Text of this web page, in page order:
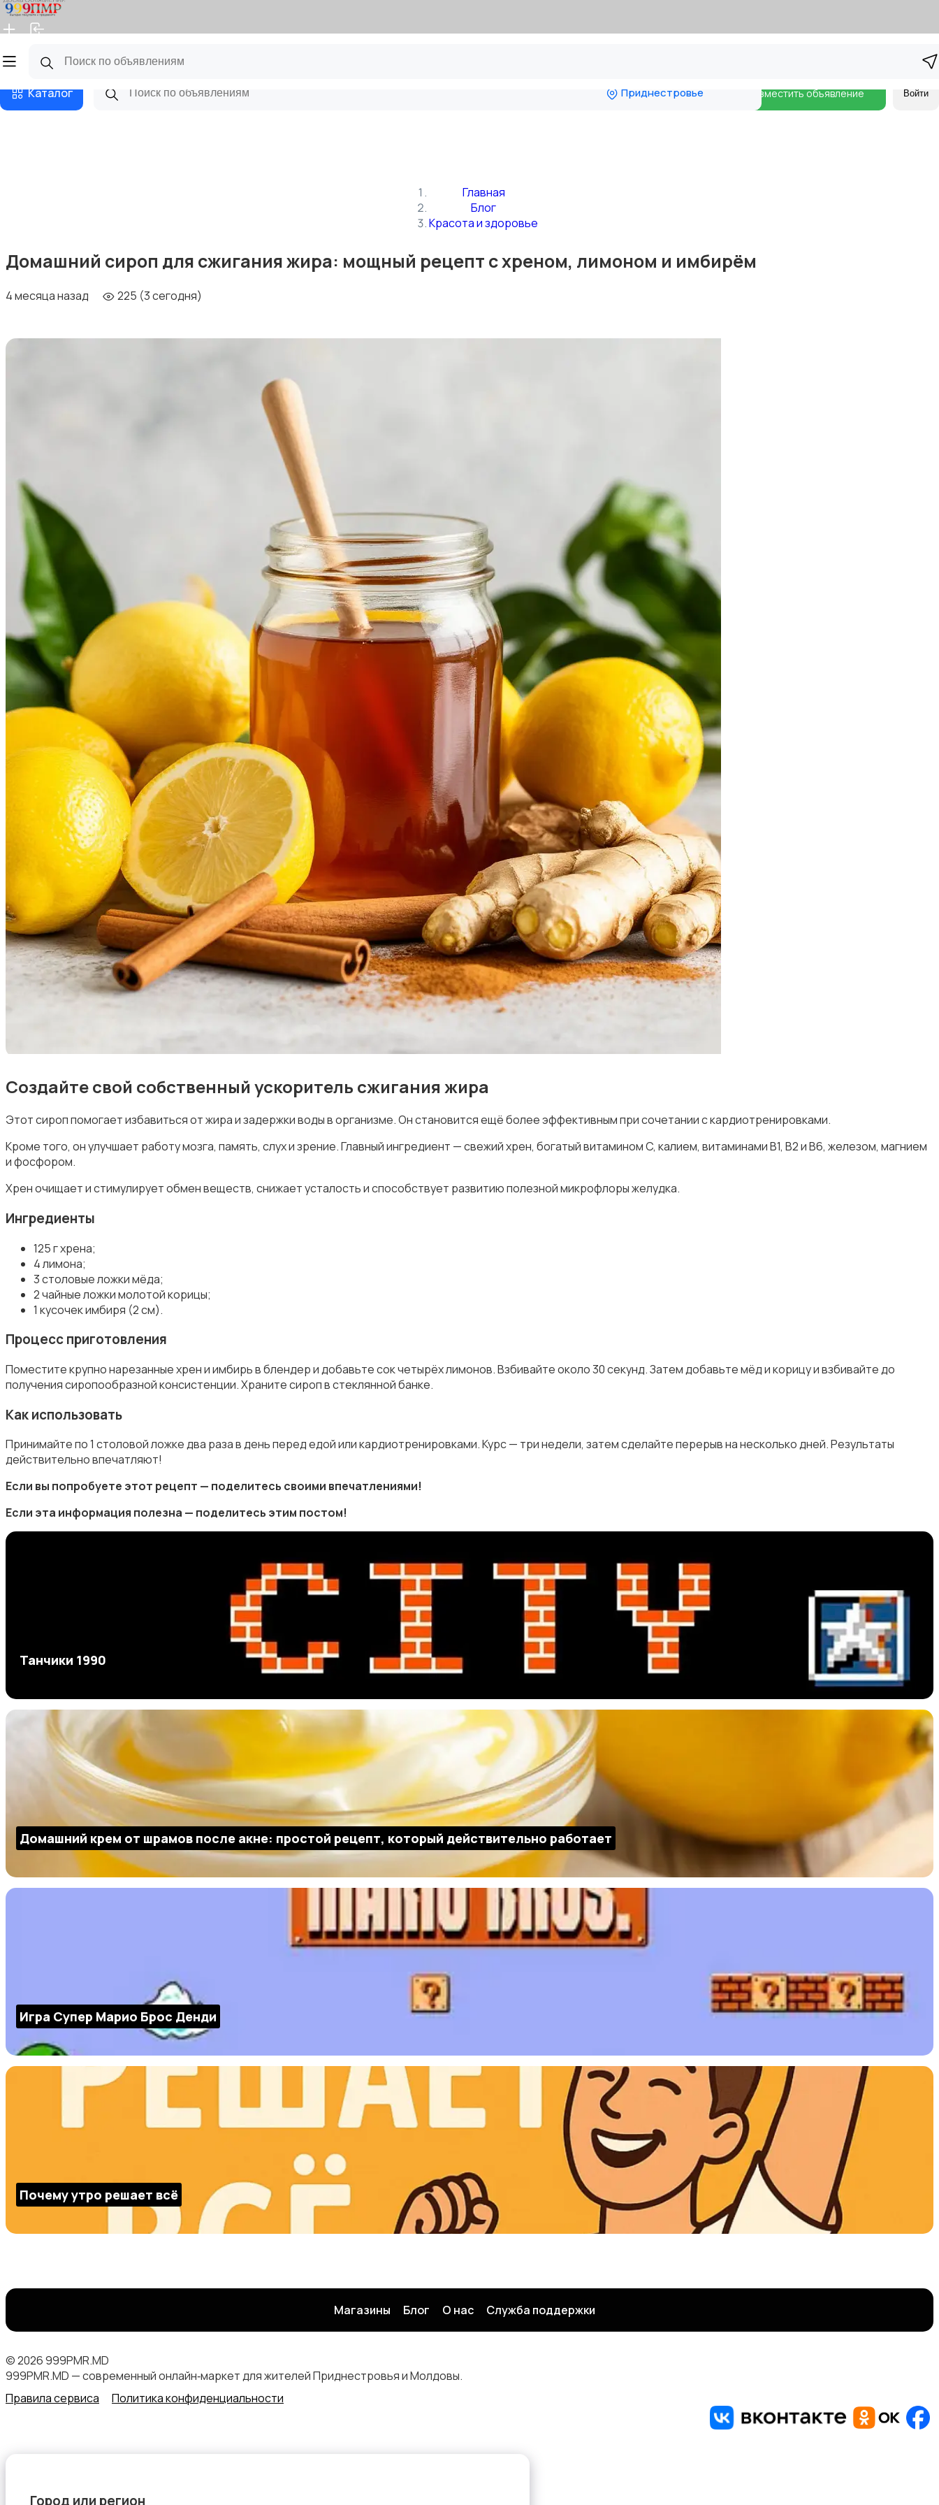
Главная
Каталог Приднестровье Разместить объявление Войти
Главная
Блог
Красота и здоровье
Домашний сироп для сжигания жира: мощный рецепт с хреном, лимоном и имбирём
4 месяца назад 225 (3 сегодня)
Создайте свой собственный ускоритель сжигания жира
Этот сироп помогает избавиться от жира и задержки воды в организме. Он становится ещё более эффективным при сочетании с кардиотренировками.
Кроме того, он улучшает работу мозга, память, слух и зрение. Главный ингредиент — свежий хрен, богатый витамином C, калием, витаминами B1, B2 и B6, железом, магнием
и фосфором.
Хрен очищает и стимулирует обмен веществ, снижает усталость и способствует развитию полезной микрофлоры желудка.
Ингредиенты
125 г хрена;
4 лимона;
3 столовые ложки мёда;
2 чайные ложки молотой корицы;
1 кусочек имбиря (2 см).
Процесс приготовления
Поместите крупно нарезанные хрен и имбирь в блендер и добавьте сок четырёх лимонов. Взбивайте около 30 секунд. Затем добавьте мёд и корицу и взбивайте до
получения сиропообразной консистенции. Храните сироп в стеклянной банке.
Как использовать
Принимайте по 1 столовой ложке два раза в день перед едой или кардиотренировками. Курс — три недели, затем сделайте перерыв на несколько дней. Результаты
действительно впечатляют!
Если вы попробуете этот рецепт — поделитесь своими впечатлениями!
Если эта информация полезна — поделитесь этим постом!
Танчики 1990
Домашний крем от шрамов после акне: простой рецепт, который действительно работает
Игра Супер Марио Брос Денди
Почему утро решает всё
Магазины Блог О нас Служба поддержки
© 2026 999PMR.MD
999PMR.MD — современный онлайн‑маркет для жителей Приднестровья и Молдовы.
Правила сервиса
Политика конфиденциальности
Город или регион